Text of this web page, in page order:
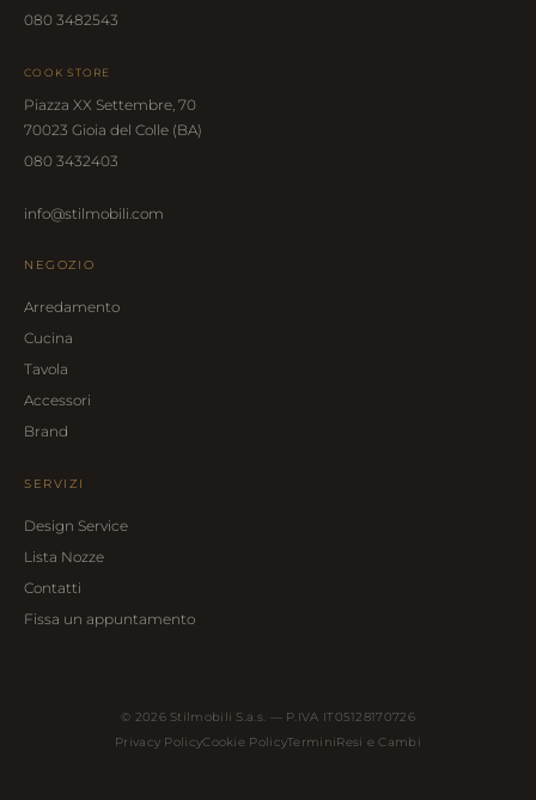
080 3482543
COOK STORE
Piazza XX Settembre, 70
70023 Gioia del Colle (BA)
080 3432403
info@stilmobili.com
NEGOZIO
Arredamento
Cucina
Tavola
Accessori
Brand
SERVIZI
Design Service
Lista Nozze
Contatti
Fissa un appuntamento
© 2026 Stilmobili S.a.s. — P.IVA IT05128170726
Privacy PolicyCookie PolicyTerminiResi e Cambi